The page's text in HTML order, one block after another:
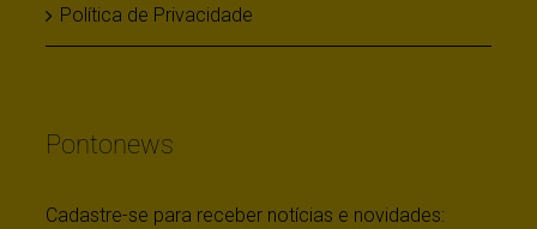
Política de Privacidade
Pontonews
Cadastre-se para receber notícias e novidades: